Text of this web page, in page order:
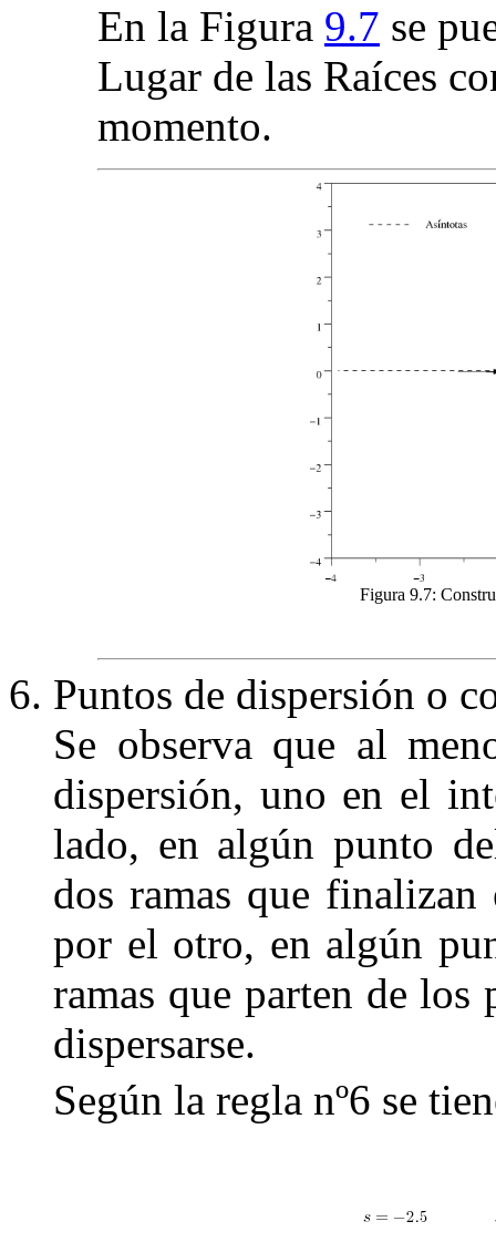
En la Figura 9.7 se
Lugar de las Raíces
momento.
Figura 9.7:
Puntos de dispersión o
Se observa que al
dispersión, uno en el
lado, en algún punto
dos ramas que
por el otro, en algún
ramas que parten de los
dispersarse.
Según la regla nº6 se